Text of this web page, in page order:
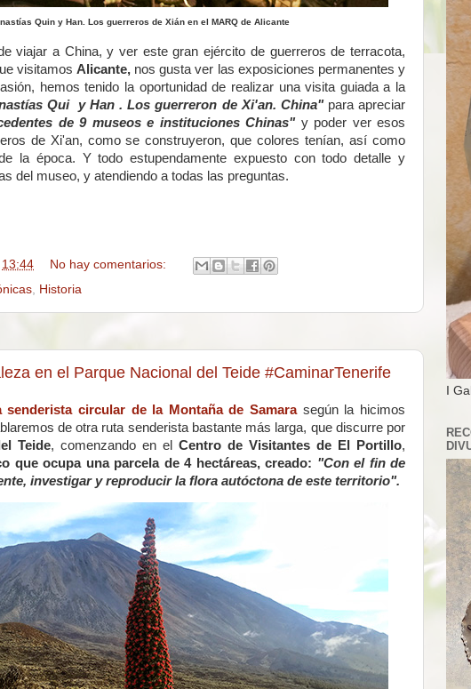
Quin y Han. Los guerreros de Xián en el MARQ de Alicante
viajar a China, y ver este gran ejército de guerreros de terracota,
visitamos Alicante, nos gusta ver las exposiciones permanentes y
hemos tenido la oportunidad de realizar una visita guiada a la
Qui y Han . Los guerreron de Xi'an. China"para apreciar
de 9 museos e instituciones Chinas" y poder ver esos
de Xi'an, como se construyeron, que colores tenían, así como
la época. Y todo estupendamente expuesto con todo detalle y
del museo, y atendiendo a todas las preguntas.
13:44
No hay comentarios:
Historia
en el Parque Nacional del Teide #CaminarTenerife
senderista circular de la Montaña de Samara según la hicimos
de otra ruta senderista bastante más larga, que discurre por
Teide, comenzando en el Centro de Visitantes de El Portillo,
que ocupa una parcela de 4 hectáreas, creado: "Con el fin de
investigar y reproducir la flora autóctona de este territorio".
I